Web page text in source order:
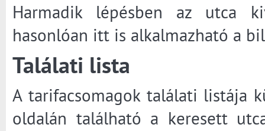
Harmadik lépésben az utca
hasonlóan itt is alkalmazható a
Találati lista
A tarifacsomagok találati listája
oldalán található a keresett